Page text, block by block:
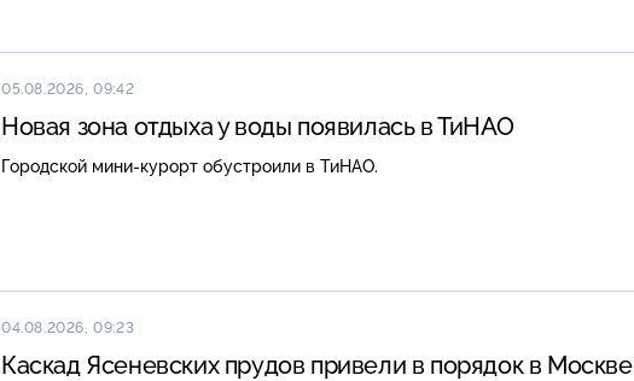
05.08.2026, 09:42
Новая зона отдыха у воды появилась в ТиНАО
Городской мини-курорт обустроили в ТиНАО.
04.08.2026, 09:23
Каскад Ясеневских прудов привели в порядок в Москве